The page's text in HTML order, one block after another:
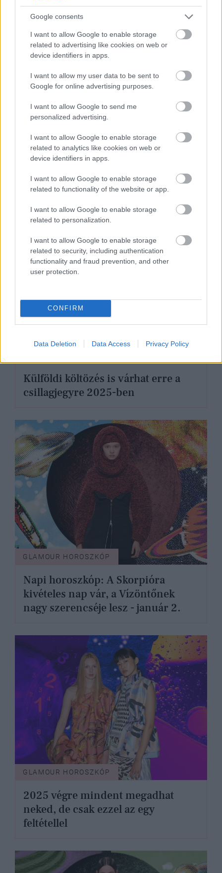
Google consents
I want to allow Google to enable storage
related to advertising like cookies on web or
device identifiers in apps.
I want to allow my user data to be sent to
Google for online advertising purposes.
I want to allow Google to send me
personalized advertising.
I want to allow Google to enable storage
related to analytics like cookies on web or
device identifiers in apps.
I want to allow Google to enable storage
related to functionality of the website or app.
I want to allow Google to enable storage
related to personalization.
I want to allow Google to enable storage
related to security, including authentication
functionality and fraud prevention, and other
user protection.
CONFIRM
Data Deletion Data Access Privacy Policy
GLAMOUR HOROSZKÓP
Ez a csillagjegy lesz a január, sőt
2025 nagy anyagi nyertese
Külföldi költözés is várhat erre a
csillagjegyre 2025-ben
GLAMOUR HOROSZKÓP
Napi horoszkóp: A Skorpióra
kivételes nap vár, a Vízöntőnek
nagy szerencséje lesz - január 2.
GLAMOUR HOROSZKÓP
2025 végre mindent megadhat
neked, de csak ezzel az egy
feltétellel